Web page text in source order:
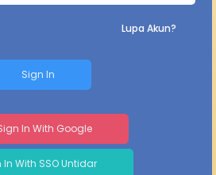
Lupa Akun?
Sign In
In With Google
In With SSO Untidar